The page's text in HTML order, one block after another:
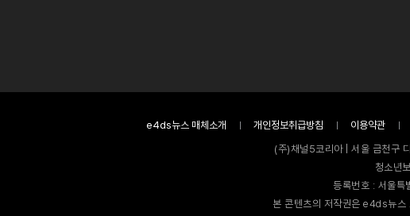
e4ds뉴스 매체소개 개인정보취급방침 이용약관
(주)채널5코리아 | 서울 금천
청소년
등록번호 : 서울
본 콘텐츠의 저작권은 e4ds뉴스